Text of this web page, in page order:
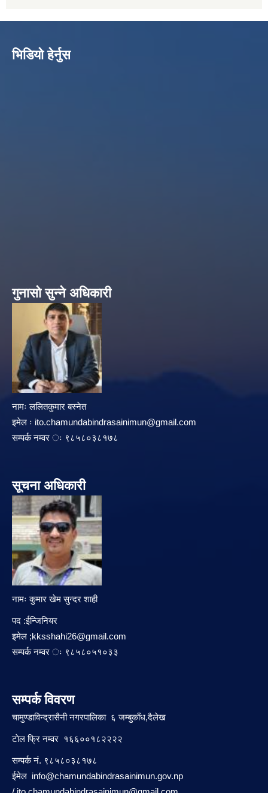
भिडियो हेर्नुस
गुनासो सुन्ने अधिकारी
नामः ललितकुमार बस्नेत
इमेल ः ito.chamundabindrasainimun@gmail.com
सम्पर्क नम्वर ः ९८५८०३८१७८
सूचना अधिकारी
नामः कुमार खेम सुन्दर शाही
पद :ईन्जिनियर
इमेल ;kksshahi26@gmail.com
सम्पर्क नम्वर ः ९८५८०५१०३३
सम्पर्क विवरण
चामुण्डाविन्द्रासैनी नगरपालिका ६ जम्बुकाँध,दैलेख
टाेल फ्रि नम्वर १६६००१८२२२२
सम्पर्क नं. ९८५८०३८१७८
ईमेल info@chamundabindrasainimun.gov.np